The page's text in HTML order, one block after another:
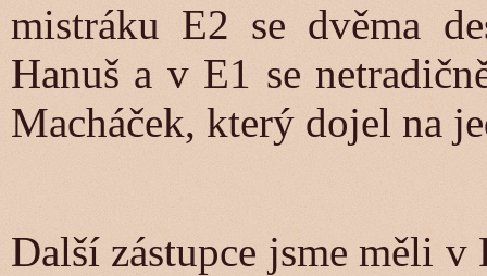
mistráku E2 se dvěma
Hanuš a v E1 se
Macháček, který dojel na
Další zástupce jsme měli